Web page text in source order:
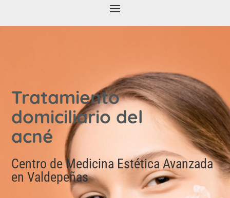
Tratamiento
domiciliario del
acné
Centro de Medicina Estética Avanzada
en Valdepeñas